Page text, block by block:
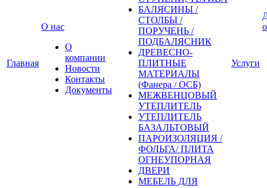
Главная
О нас
О
компании
Новости
Контакты
Документы
БАЛЯСИНЫ /
СТОЛБЫ /
ПОРУЧЕНЬ /
ПОДБАЛЯСНИК
ДРЕВЕСНО-
ПЛИТНЫЕ
МАТЕРИАЛЫ
(Фанера / ОСБ)
МЕЖВЕНЦОВЫЙ
УТЕПЛИТЕЛЬ
УТЕПЛИТЕЛЬ
БАЗАЛЬТОВЫЙ
ПАРОИЗОЛЯЦИЯ /
ФОЛЬГА/ ПЛИТА
ОГНЕУПОРНАЯ
ДВЕРИ
МЕБЕЛЬ ДЛЯ
Услуги